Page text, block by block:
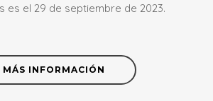
es el 29 de septiembre de 2023.
MÁS INFORMACIÓN